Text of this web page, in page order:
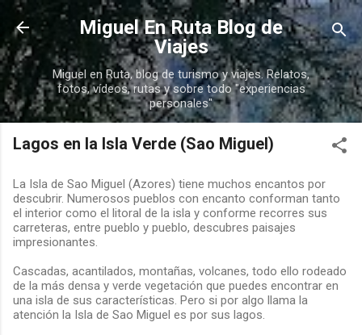
Ir al contenido principal
Miguel En Ruta Blog de
Viajes
Miguel en Ruta, blog de turismo y viajes. Relatos,
fotos, vídeos, rutas y sobre todo "experiencias
personales"
Lagos en la Isla Verde (Sao Miguel)
La Isla de Sao Miguel (Azores) tiene muchos encantos por
descubrir. Numerosos pueblos con encanto conforman tanto
el interior como el litoral de la isla y conforme recorres sus
carreteras, entre pueblo y pueblo, descubres paisajes
impresionantes.
Cascadas, acantilados, montañas, volcanes, todo ello rodeado
de la más densa y verde vegetación que puedes encontrar en
una isla de sus características. Pero si por algo llama la
atención la Isla de Sao Miguel es por sus lagos.